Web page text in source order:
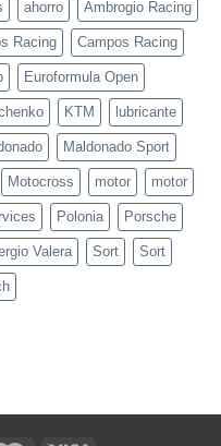
ahorro Ambrogio Racing
Racing Campos Racing
Euroformula Open
KTM lubricante
Maldonado Sport
Motocross motor motor
Polonia Porsche
Valera Sort Sort